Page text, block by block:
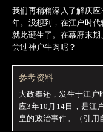
我们再稍稍深入了解庆
年。没想到，在江户时
就此诞生了。在幕府末
尝过神户牛肉呢？
参考资料
大政奉还，发生于江户
应3年10月14日，是江
皇的政治事件。（引用